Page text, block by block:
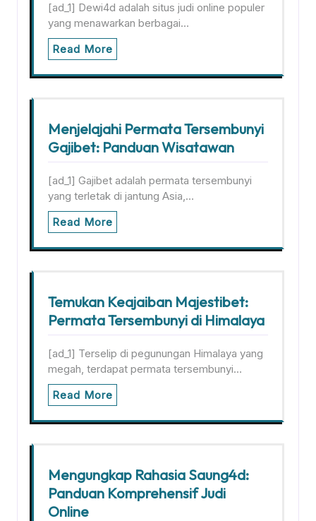
[ad_1] Dewi4d adalah situs judi online populer
yang menawarkan berbagai…
Read More
Menjelajahi Permata Tersembunyi
Gajibet: Panduan Wisatawan
[ad_1] Gajibet adalah permata tersembunyi
yang terletak di jantung Asia,…
Read More
Temukan Keajaiban Majestibet:
Permata Tersembunyi di Himalaya
[ad_1] Terselip di pegunungan Himalaya yang
megah, terdapat permata tersembunyi…
Read More
Mengungkap Rahasia Saung4d:
Panduan Komprehensif Judi
Online